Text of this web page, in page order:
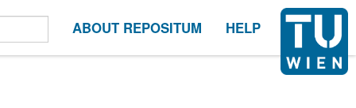
ABOUT REPOSITUM HELP